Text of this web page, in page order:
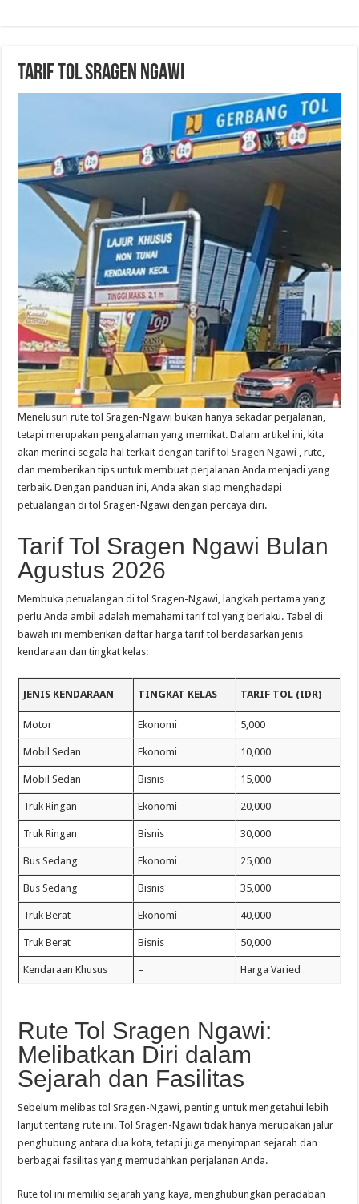
Tarif Tol Sragen Ngawi
Menelusuri rute tol Sragen-Ngawi bukan hanya sekadar perjalanan,
tetapi merupakan pengalaman yang memikat. Dalam artikel ini, kita
akan merinci segala hal terkait dengantarif tol Sragen Ngawi , rute,
dan memberikan tips untuk membuat perjalanan Anda menjadi yang
terbaik. Dengan panduan ini, Anda akan siap menghadapi
petualangan di tol Sragen-Ngawi dengan percaya diri.
Tarif Tol Sragen Ngawi Bulan
Agustus 2026
Membuka petualangan di tol Sragen-Ngawi, langkah pertama yang
perlu Anda ambil adalah memahami tarif tol yang berlaku. Tabel di
bawah ini memberikan daftar harga tarif tol berdasarkan jenis
kendaraan dan tingkat kelas:
JENIS KENDARAAN TINGKAT KELAS TARIF TOL (IDR)
Motor Ekonomi 5,000
Mobil Sedan Ekonomi 10,000
Mobil Sedan Bisnis 15,000
Truk Ringan Ekonomi 20,000
Truk Ringan Bisnis 30,000
Bus Sedang Ekonomi 25,000
Bus Sedang Bisnis 35,000
Truk Berat Ekonomi 40,000
Truk Berat Bisnis 50,000
Kendaraan Khusus – Harga Varied
Rute Tol Sragen Ngawi:
Melibatkan Diri dalam
Sejarah dan Fasilitas
Sebelum melibas tol Sragen-Ngawi, penting untuk mengetahui lebih
lanjut tentang rute ini. Tol Sragen-Ngawi tidak hanya merupakan jalur
penghubung antara dua kota, tetapi juga menyimpan sejarah dan
berbagai fasilitas yang memudahkan perjalanan Anda.
Rute tol ini memiliki sejarah yang kaya, menghubungkan peradaban